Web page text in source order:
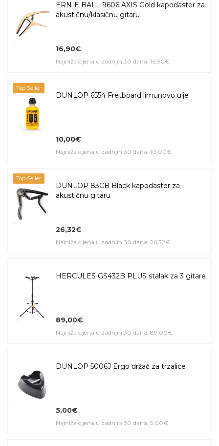
ERNIE BALL 9606 AXIS Gold kapodaster za
akustičnu/klasičnu gitaru
16,90€
Najniža cijena u zadnjih 30 dana: 16,90€
Top Seller
DUNLOP 6554 Fretboard limunovo ulje
10,00€
Najniža cijena u zadnjih 30 dana: 10,00€
Top Seller
DUNLOP 83CB Black kapodaster za
akustičnu gitaru
26,32€
Najniža cijena u zadnjih 30 dana: 26,32€
HERCULES GS432B PLUS stalak za 3 gitare
89,00€
Najniža cijena u zadnjih 30 dana: 89,00€
DUNLOP 5006J Ergo držač za trzalice
5,00€
Najniža cijena u zadnjih 30 dana: 5,00€